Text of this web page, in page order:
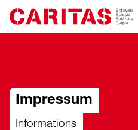
Impressum
Informations